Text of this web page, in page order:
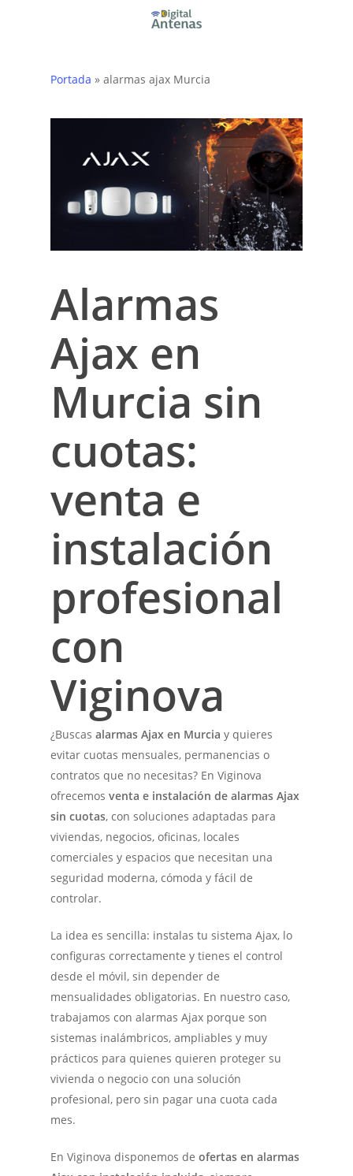
Portada » alarmas ajax Murcia
Alarmas
Ajax en
Murcia sin
cuotas:
venta e
instalación
profesional
con
Viginova
¿Buscasalarmas Ajax en Murcia y quieres
evitar cuotas mensuales, permanencias o
contratos que no necesitas? En Viginova
ofrecemosventa e instalación de alarmas Ajax
sin cuotas, con soluciones adaptadas para
viviendas, negocios, oficinas, locales
comerciales y espacios que necesitan una
seguridad moderna, cómoda y fácil de
controlar.
La idea es sencilla: instalas tu sistema Ajax, lo
configuras correctamente y tienes el control
desde el móvil, sin depender de
mensualidades obligatorias. En nuestro caso,
trabajamos con alarmas Ajax porque son
sistemas inalámbricos, ampliables y muy
prácticos para quienes quieren proteger su
vivienda o negocio con una solución
profesional, pero sin pagar una cuota cada
mes.
En Viginova disponemos deofertas en alarmas